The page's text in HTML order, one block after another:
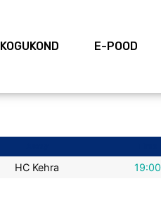
KOGUKOND E-POOD
HC Kehra 19:00